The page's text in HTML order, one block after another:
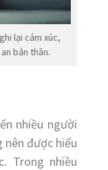
lại cảm xúc,
bản thân.
nhiều người
nên được hiểu
Trong nhiều